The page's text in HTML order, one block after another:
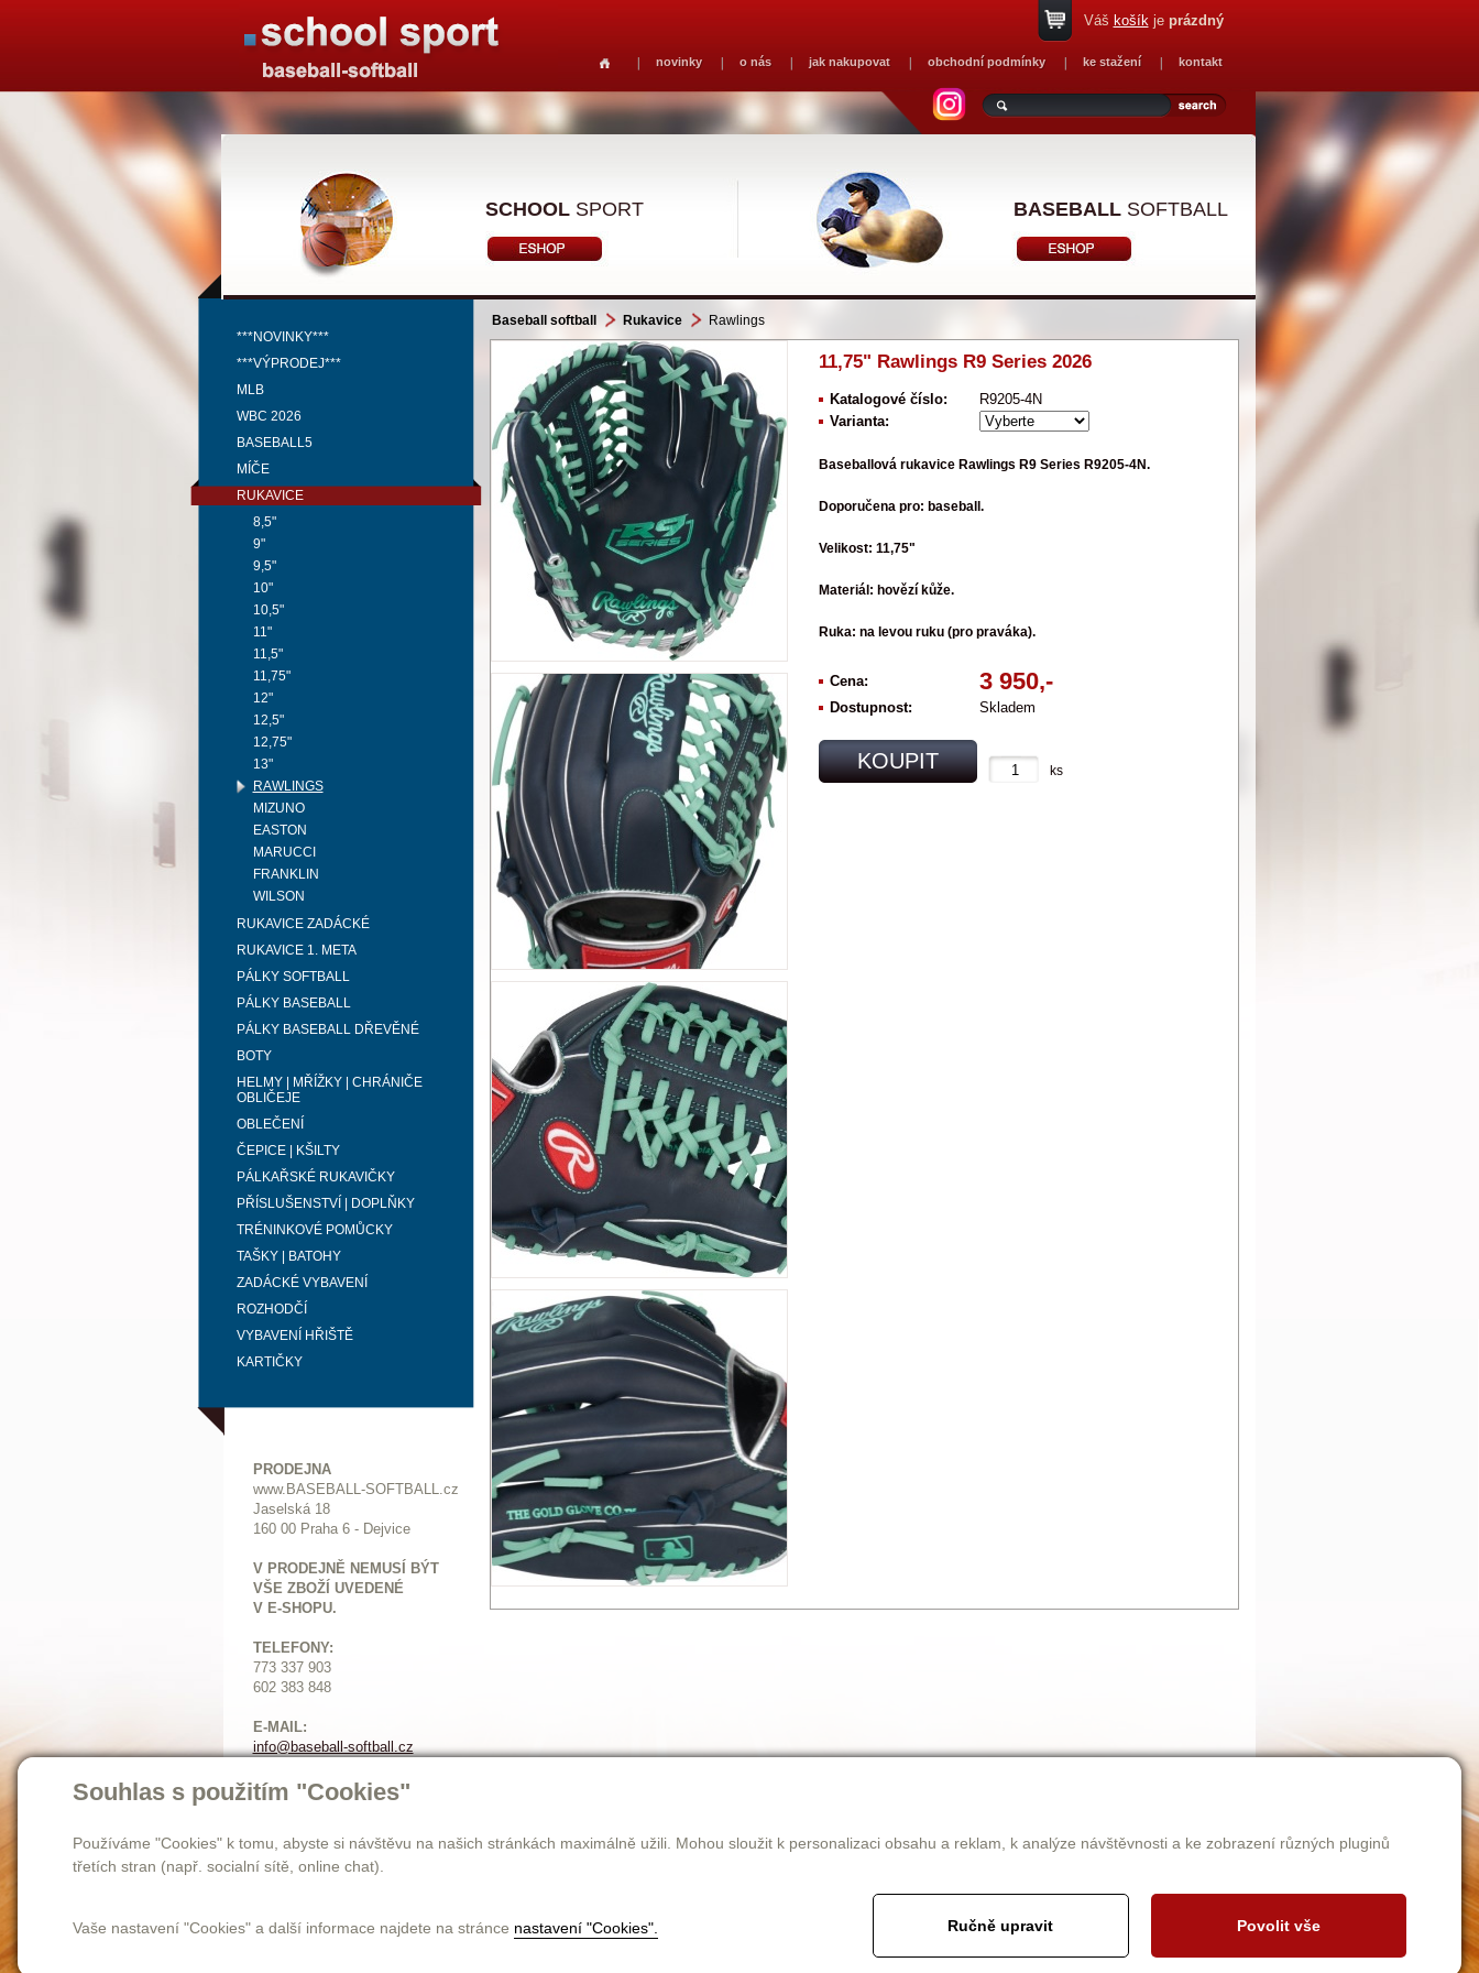
Souhlas s použitím "Cookies"
Používáme "Cookies" k tomu, abyste si návštěvu na našich stránkách maximálně užili. Mohou sloužit k personalizaci obsahu a reklam, k analýze návštěvnosti a ke zobrazení různých pluginů
třetích stran (např. socialní sítě, online chat).
Vaše nastavení "Cookies" a další informace najdete na stránce nastavení "Cookies". Ručně upravit Povolit vše
novinky o nás jak nakupovat obchodní podmínky ke stažení kontakt
Váš košíkje prázdný
SCHOOLSPORT BASEBALLSOFTBALL
***NOVINKY***
***VÝPRODEJ***
MLB
WBC 2026
BASEBALL5
MÍČE
RUKAVICE
8,5"
9"
9,5"
10"
10,5"
11"
11,5"
11,75"
12"
12,5"
12,75"
13"
RAWLINGS
MIZUNO
EASTON
MARUCCI
FRANKLIN
WILSON
RUKAVICE ZADÁCKÉ
RUKAVICE 1. META
PÁLKY SOFTBALL
PÁLKY BASEBALL
PÁLKY BASEBALL DŘEVĚNÉ
BOTY
HELMY | MŘÍŽKY | CHRÁNIČE
OBLIČEJE
OBLEČENÍ
ČEPICE | KŠILTY
PÁLKAŘSKÉ RUKAVIČKY
PŘÍSLUŠENSTVÍ | DOPLŇKY
TRÉNINKOVÉ POMŮCKY
TAŠKY | BATOHY
ZADÁCKÉ VYBAVENÍ
ROZHODČÍ
VYBAVENÍ HŘIŠTĚ
KARTIČKY
PRODEJNA
www.BASEBALL-SOFTBALL.cz
Jaselská 18
160 00 Praha 6 - Dejvice
V PRODEJNĚ NEMUSÍ BÝT
VŠE ZBOŽÍ UVEDENÉ
V E-SHOPU.
TELEFONY:
773 337 903
602 383 848
E-MAIL:
info@baseball-softball.cz:
Otevírací doba:
Sobota: 9-12
Baseball softball Rukavice Rawlings
11,75" Rawlings R9 Series 2026
Katalogové číslo:
R9205-4N
Varianta:
Baseballová rukavice Rawlings R9 Series R9205-4N.
Doporučena pro: baseball.
Velikost: 11,75"
Materiál: hovězí kůže.
Ruka: na levou ruku (pro praváka).
Cena: 3 950,-
Dostupnost: Skladem
KOUPIT ks